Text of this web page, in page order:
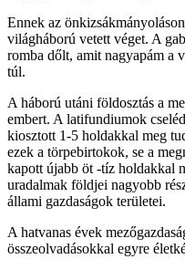
Ennek az
világháború vetett véget. A
romba dőlt, amit nagyapám a
túl.
A háború utáni földosztás a
embert. A latifundiumok
kiosztott 1-5 holdakkal meg
ezek a törpebirtokok, se a
kapott újabb öt -tíz holdakkal
uradalmak földjei nagyobb
állami gazdaságok területei.
A hatvanas évek
összeolvadásokkal egyre